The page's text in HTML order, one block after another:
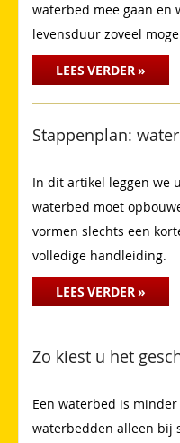
waterbed mee gaan en
levensduur zoveel
LEES VERDER »
Stappenplan:
In dit artikel leggen we
waterbed moet
vormen slechts een
volledige handleiding.
LEES VERDER »
Zo kiest u het
Een waterbed is
waterbedden alleen bij